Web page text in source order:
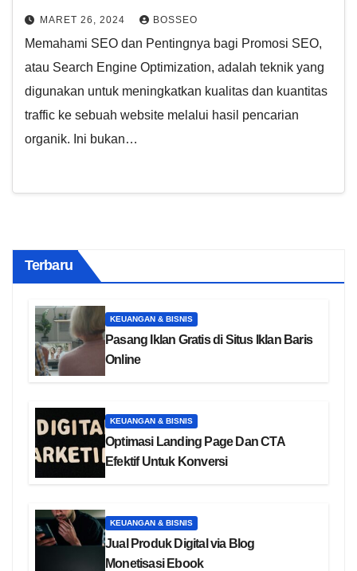
MARET 26, 2024 BOSSEO
Memahami SEO dan Pentingnya bagi Promosi SEO,
atau Search Engine Optimization, adalah teknik yang
digunakan untuk meningkatkan kualitas dan kuantitas
traffic ke sebuah website melalui hasil pencarian
organik. Ini bukan…
Terbaru
KEUANGAN & BISNIS
Pasang Iklan Gratis di Situs Iklan Baris
Online
KEUANGAN & BISNIS
Optimasi Landing Page Dan CTA
Efektif Untuk Konversi
KEUANGAN & BISNIS
Jual Produk Digital via Blog
Monetisasi Ebook